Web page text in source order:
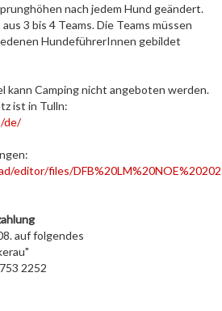
nach jedem Hund geändert.
3 bis 4 Teams. Die Teams müssen
HundeführerInnen gebildet
kann Camping nicht angeboten werden.
ist in Tulln:
de/
editor/files/
auf folgendes
2252